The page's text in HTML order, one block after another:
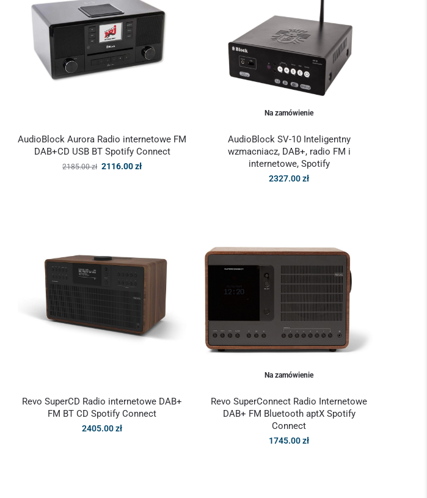
AudioBlock Aurora Radio internetowe FM
DAB+CD USB BT Spotify Connect
2185.00zł 2116.00zł
Na zamówienie
AudioBlock SV-10 Inteligentny
wzmacniacz, DAB+, radio FM i
internetowe, Spotify
2327.00zł
Revo SuperCD Radio internetowe DAB+
FM BT CD Spotify Connect
2405.00zł
Na zamówienie
Revo SuperConnect Radio Internetowe
DAB+ FM Bluetooth aptX Spotify
Connect
1745.00zł